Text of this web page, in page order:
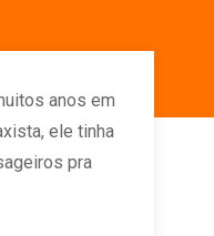
anos em
ele tinha
pra